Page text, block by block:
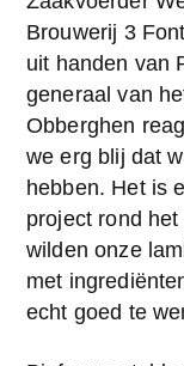
Brouwerij 3
uit handen van
generaal van
Obberghen
we erg blij dat
hebben. Het is
project rond
wilden onze
met
echt goed te